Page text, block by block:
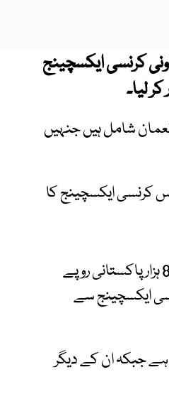
کرنسی ایکسچینج
شامل ہیں جنہیں
کرنسی ایکسچینج کا
کارروائی کے دوران ملزمان کے قبضے سے 15 ہزار امریکی ڈالر اور 4 لاکھ 85 ہزار پاکستانی روپے
ایکسچینج سے
جبکہ ان کے دیگر